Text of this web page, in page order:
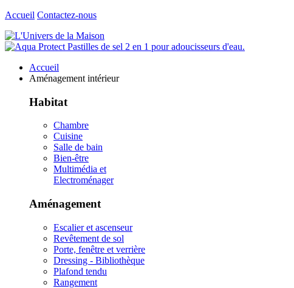
Accueil Contactez-nous
Accueil
Aménagement intérieur
Habitat
Chambre
Cuisine
Salle de bain
Bien-être
Multimédia et
Electroménager
Aménagement
Escalier et ascenseur
Revêtement de sol
Porte, fenêtre et verrière
Dressing - Bibliothèque
Plafond tendu
Rangement